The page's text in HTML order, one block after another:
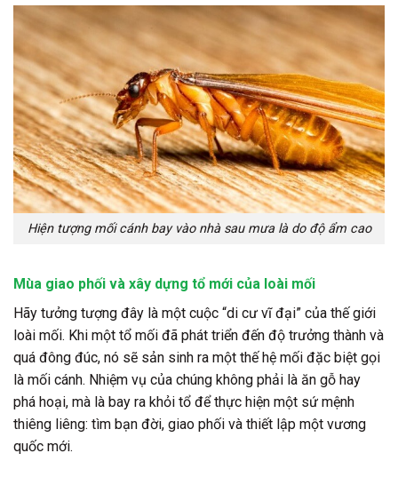
Hiện tượng mối cánh bay vào nhà sau mưa là do độ ẩm cao
Mùa giao phối và xây dựng tổ mới của loài mối
Hãy tưởng tượng đây là một cuộc “di cư vĩ đại” của thế giới
loài mối. Khi một tổ mối đã phát triển đến độ trưởng thành và
quá đông đúc, nó sẽ sản sinh ra một thế hệ mối đặc biệt gọi
là mối cánh. Nhiệm vụ của chúng không phải là ăn gỗ hay
phá hoại, mà là bay ra khỏi tổ để thực hiện một sứ mệnh
thiêng liêng: tìm bạn đời, giao phối và thiết lập một vương
quốc mới.